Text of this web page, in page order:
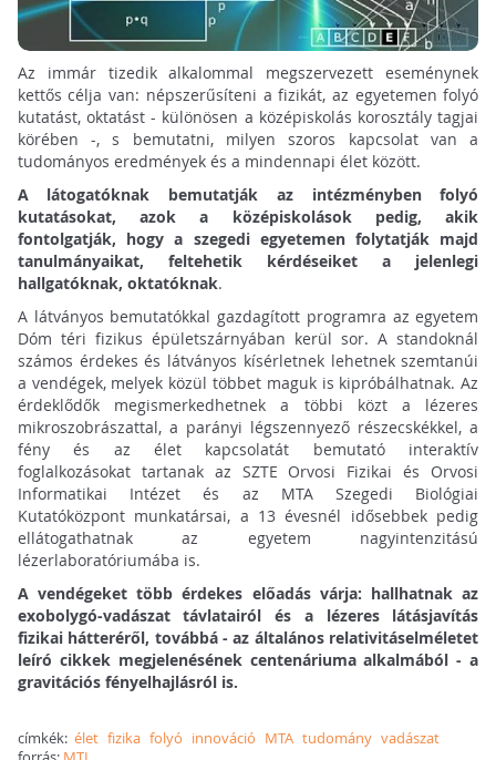
Az immár tizedik alkalommal megszervezett eseménynek
kettős célja van: népszerűsíteni a fizikát, az egyetemen folyó
kutatást, oktatást - különösen a középiskolás korosztály tagjai
körében -, s bemutatni, milyen szoros kapcsolat van a
tudományos eredmények és a mindennapi élet között.
A látogatóknak bemutatják az intézményben folyó
kutatásokat, azok a középiskolások pedig, akik
fontolgatják, hogy a szegedi egyetemen folytatják majd
tanulmányaikat, feltehetik kérdéseiket a jelenlegi
hallgatóknak, oktatóknak.
A látványos bemutatókkal gazdagított programra az egyetem
Dóm téri fizikus épületszárnyában kerül sor. A standoknál
számos érdekes és látványos kísérletnek lehetnek szemtanúi
a vendégek, melyek közül többet maguk is kipróbálhatnak. Az
érdeklődők megismerkedhetnek a többi közt a lézeres
mikroszobrászattal, a parányi légszennyező részecskékkel, a
fény és az élet kapcsolatát bemutató interaktív
foglalkozásokat tartanak az SZTE Orvosi Fizikai és Orvosi
Informatikai Intézet és az MTA Szegedi Biológiai
Kutatóközpont munkatársai, a 13 évesnél idősebbek pedig
ellátogathatnak az egyetem nagyintenzitású
lézerlaboratóriumába is.
A vendégeket több érdekes előadás várja: hallhatnak az
exobolygó-vadászat távlatairól és a lézeres látásjavítás
fizikai hátteréről, továbbá - az általános relativitáselméletet
leíró cikkek megjelenésének centenáriuma alkalmából - a
gravitációs fényelhajlásról is.
címkék: élet fizika folyó innováció MTA tudomány vadászat